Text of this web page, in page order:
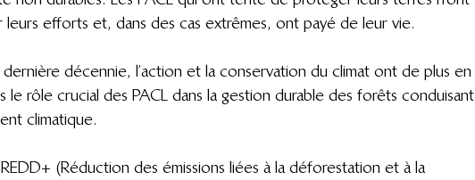
efforts et, dans des cas extrêmes, ont payé de leur vie.
décennie, l’action et la conservation du climat ont de plus en
le rôle crucial des PACL dans la gestion durable des forêts conduisant
climatique.
(Réduction des émissions liées à la déforestation et à la